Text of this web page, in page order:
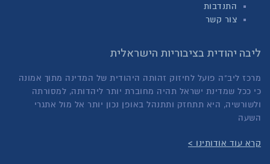
התנדבות
צור קשר
ליבה יהודית בציבוריות הישראלית
מרכז ליב"ה פועל לחיזוק זהותה היהודית של המדינה מתוך אמונה
כי ככל שמדינת ישראל תהיה מחוברת יותר ליהדותה, למסורתה
ולשורשיה, היא תתחזק ותתנהל באופן נכון יותר אל מול אתגרי
השעה
קרא עוד אודותינו >